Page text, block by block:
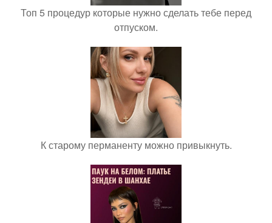
Топ 5 процедур которые нужно сделать тебе перед
отпуском.
К старому перманенту можно привыкнуть.